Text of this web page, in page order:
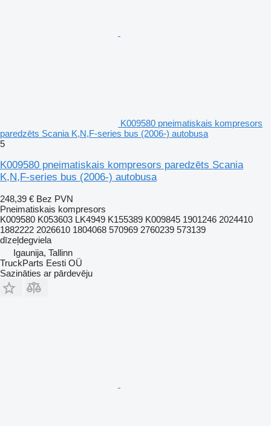
K009580 pneimatiskais kompresors
paredzēts Scania K,N,F-series bus (2006-) autobusa
5
K009580 pneimatiskais kompresors paredzēts Scania
K,N,F-series bus (2006-) autobusa
248,39 € Bez PVN
Pneimatiskais kompresors
K009580 K053603 LK4949 K155389 K009845 1901246 2024410
1882222 2026610 1804068 570969 2760239 573139
dīzeļdegviela
Igaunija, Tallinn
TruckParts Eesti OÜ
Sazināties ar pārdevēju